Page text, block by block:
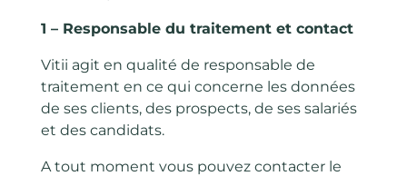
1 – Responsable du traitement et contact
Vitii agit en qualité de responsable de
traitement en ce qui concerne les données
de ses clients, des prospects, de ses salariés
et des candidats.
A tout moment vous pouvez contacter le